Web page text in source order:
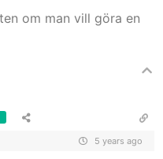
om man vill göra en
5 years ago